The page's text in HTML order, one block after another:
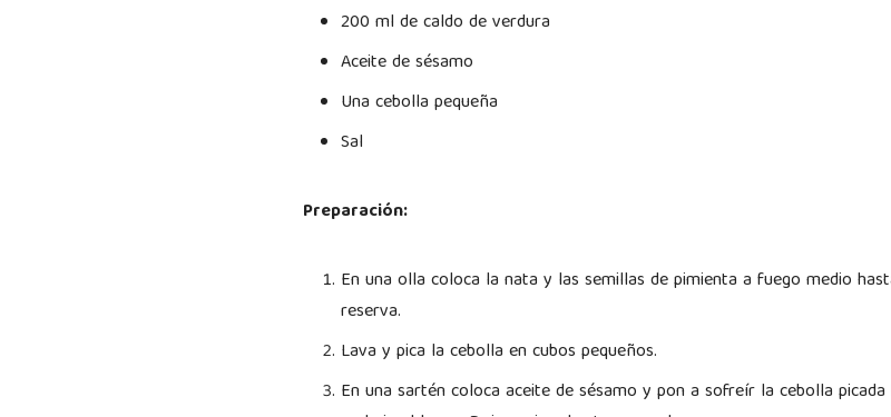
200 ml de caldo de verdura
Aceite de sésamo
Una cebolla pequeña
Sal
Preparación:
En una olla coloca la nata y las semillas de pimienta a fuego medio
reserva.
Lava y pica la cebolla en cubos pequeños.
En una sartén coloca aceite de sésamo y pon a sofreír la cebolla